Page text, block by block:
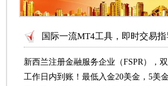
国际一流MT4工具，即时交易指
新西兰注册金融服务企业（FSPR），
工作日内到账！最低入金20美金，5美